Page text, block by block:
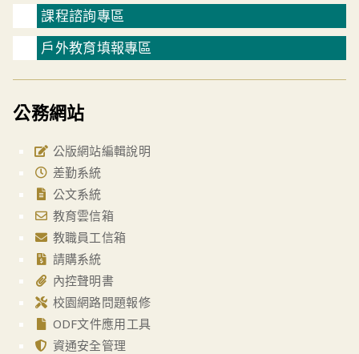
課程諮詢專區
戶外教育填報專區
公務網站
公版網站編輯說明
差勤系統
公文系統
教育雲信箱
教職員工信箱
請購系統
內控聲明書
校園網路問題報修
ODF文件應用工具
資通安全管理